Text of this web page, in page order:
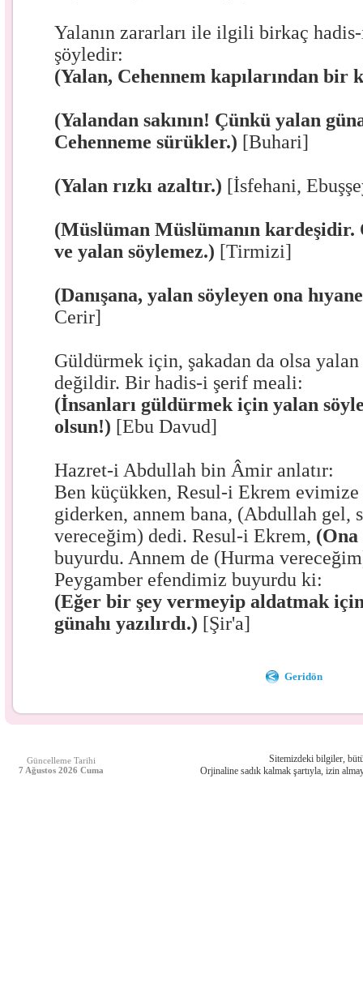
Yalanın zararları ile ilgili birkaç
şöyledir:
(Yalan, Cehennem kapılarından bir
(Yalandan sakının! Çünkü yalan
Cehenneme sürükler.) [Buhari]
(Yalan rızkı azaltır.) [İsfehani,
(Müslüman Müslümanın kardeşidir.
ve yalan söylemez.) [Tirmizi]
(Danışana, yalan söyleyen ona
Cerir]
Güldürmek için, şakadan da olsa
değildir. Bir hadis-i şerif meali:
(İnsanları güldürmek için yalan
olsun!) [Ebu Davud]
Hazret-i Abdullah bin Âmir anlatır:
Ben küçükken, Resul-i Ekrem
giderken, annem bana, (Abdullah gel,
vereceğim) dedi. Resul-i Ekrem, (Ona
buyurdu. Annem de (Hurma
Peygamber efendimiz buyurdu ki:
(Eğer bir şey vermeyip aldatmak
günahı yazılırdı.) [Şir'a]
Geridön
Güncelleme Tarihi
7 Ağustos 2026 Cuma
Sitemizdeki bilgiler,
Orjinaline sadık kalmak şartıyla, izin